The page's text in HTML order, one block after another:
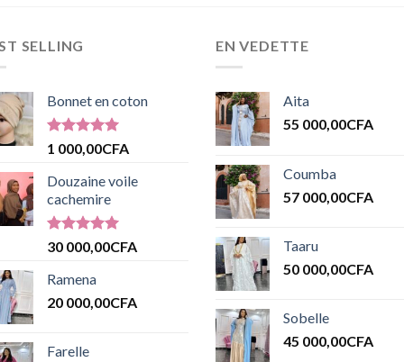
SELLING
Bonnet en coton
Note5.00
1 000,00CFA
Douzaine voile
cachemire
Note5.00
30 000,00CFA
Ramena
20 000,00CFA
Farelle
EN VEDETTE
Aita
55 000,00CFA
Coumba
57 000,00CFA
Taaru
50 000,00CFA
Sobelle
45 000,00CFA